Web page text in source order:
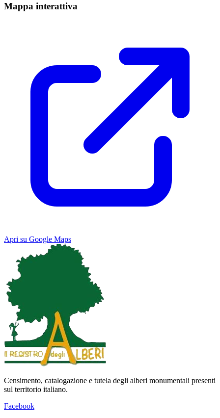
Mappa interattiva
Apri su Google Maps
Map Satellite
Keyboard shortcuts
Censimento, catalogazione e tutela degli alberi monumentali presenti
sul territorio italiano.
Facebook